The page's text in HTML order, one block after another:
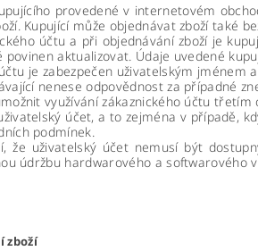
provedené v internetovém
Kupující může objednávat zboží také
účtu a při objednávání zboží je
povinen aktualizovat. Údaje uvedené
je zabezpečen uživatelským
nenese odpovědnost za případné
využívání zákaznického účtu třetím
účet, a to zejména v případě,
podmínek.
že uživatelský účet nemusí být
údržbu hardwarového a softwarového
zboží